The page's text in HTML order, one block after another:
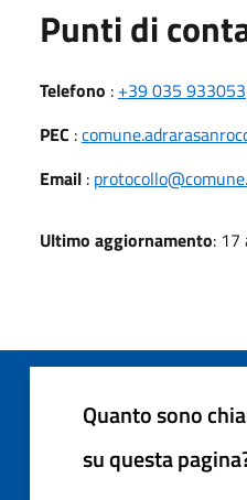
Punti di
Telefono : +39 035 933053
PEC :
Email :
Ultimo aggiornamento: 17
Quanto sono
su questa